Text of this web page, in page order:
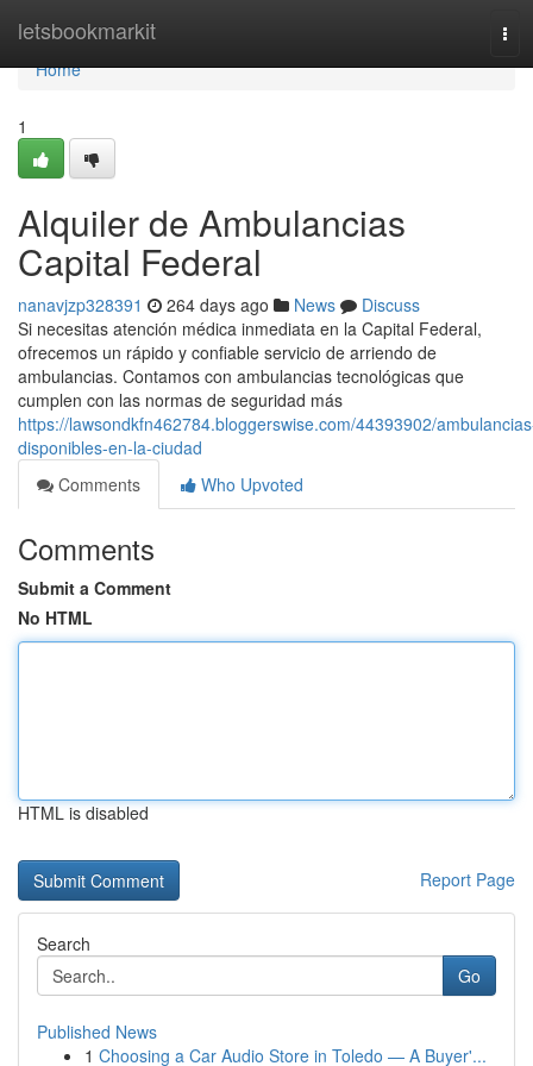
letsbookmarkit
Home
Home
1
Alquiler de Ambulancias
Capital Federal
nanavjzp328391 264 days ago News
Discuss
Si necesitas atención médica inmediata en la Capital Federal,
ofrecemos un rápido y confiable servicio de arriendo de
ambulancias. Contamos con ambulancias tecnológicas que
cumplen con las normas de seguridad más
https://lawsondkfn462784.bloggerswise.com/44393902/
disponibles-en-la-ciudad
Comments
Who Upvoted
Comments
Submit a Comment
No HTML
HTML is disabled
Report Page
Search
Go
Published News
1 Choosing a Car Audio Store in Toledo — A Buyer'...